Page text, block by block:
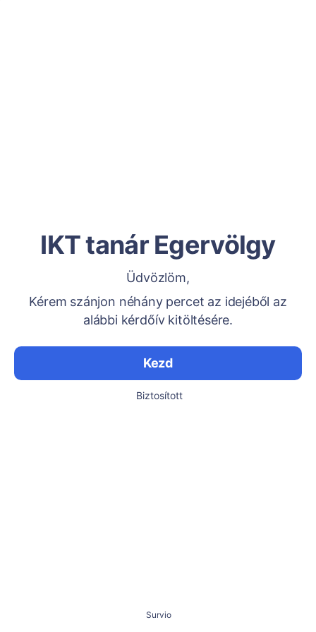
IKT tanár Egervölgy
Üdvözlöm,
Kérem szánjon néhány percet az idejéből az
alábbi kérdőív kitöltésére.
Kezd
Biztosított
Survio